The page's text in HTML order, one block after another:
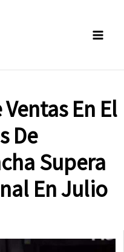
En El
De
Supera
En Julio